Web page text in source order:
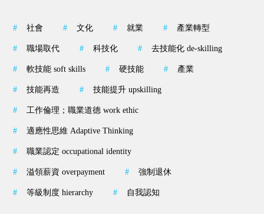
# 社會 # 文化 # 就業 # 產業轉型
# 職場取代 # 科技化 # 去技能化 de-skilling
# 軟技能 soft skills # 硬技能 # 產業
# 技能再造 # 技能提升 upskilling
# 工作倫理；職業道德 work ethic
# 適應性思維 Adaptive Thinking
# 職業認定 occupational identity
# 溢領薪資 overpayment # 強制退休
# 等級制度 hierarchy # 自我認知